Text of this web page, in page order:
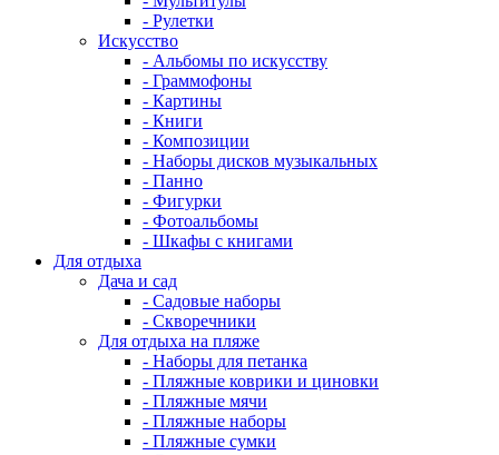
- Рулетки
Искусство
- Альбомы по искусству
- Граммофоны
- Картины
- Книги
- Композиции
- Наборы дисков музыкальных
- Панно
- Фигурки
- Фотоальбомы
- Шкафы с книгами
Для отдыха
Дача и сад
- Садовые наборы
- Скворечники
Для отдыха на пляже
- Наборы для петанка
- Пляжные коврики и циновки
- Пляжные мячи
- Пляжные наборы
- Пляжные сумки